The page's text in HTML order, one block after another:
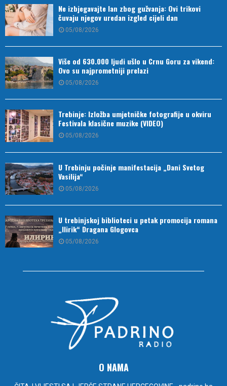
Ne izbjegavajte lan zbog gužvanja: Ovi trikovi
čuvaju njegov uredan izgled cijeli dan
05/08/2026
Više od 630.000 ljudi ušlo u Crnu Goru za vikend:
Ovo su najprometniji prelazi
05/08/2026
Trebinje: Izložba umjetničke fotografije u okviru
Festivala klasične muzike (VIDEO)
05/08/2026
U Trebinju počinje manifestacija „Dani Svetog
Vasilija“
05/08/2026
U trebinjskoj biblioteci u petak promocija romana
„Ilirik“ Dragana Glogovca
05/08/2026
O NAMA